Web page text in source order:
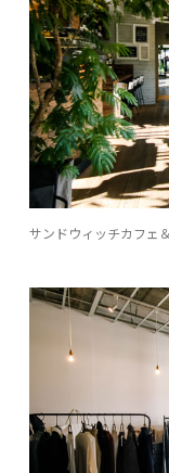
サンドウィッチカフェ